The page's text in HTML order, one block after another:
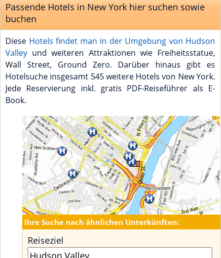
Passende Hotels in New York hier suchen sowie
buchen
Diese Hotels findet man in der Umgebung von Hudson
Valley und weiteren Attraktionen wie Freiheitsstatue,
Wall Street, Ground Zero. Darüber hinaus gibt es
Hotelsuche insgesamt 545 weitere Hotels von New York.
Jede Reservierung inkl. gratis PDF-Reiseführer als E-
Book.
Ihre Suche nach ähnlichen Unterkünften:
Reiseziel